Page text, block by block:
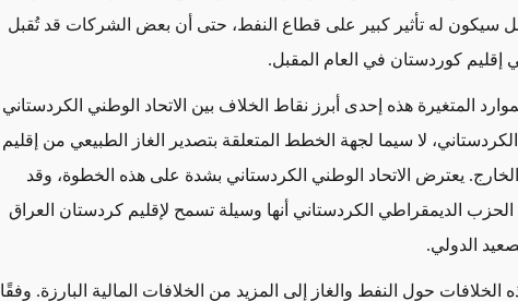
حل سيكون له تأثير كبير على قطاع النفط، حتى أن بعض الشركات قد تُقبل
إقليم كوردستان في العام المقبل.
المتغيرة هذه إحدى أبرز نقاط الخلاف بين الاتحاد الوطني الكردستاني
لا سيما لجهة الخطط المتعلقة بتصدير الغاز الطبيعي من إقليم
يعترض الاتحاد الوطني الكردستاني بشدة على هذه الخطوة، وقد
الحزب الديمقراطي الكردستاني أنها وسيلة تسمح لإقليم كردستان العراق
الدولي.
الخلافات حول النفط والغاز إلى المزيد من الخلافات المالية البارزة. وفقًا